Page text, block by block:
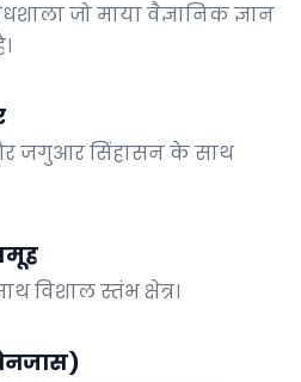
जो माया वैज्ञानिक ज्ञान
जगुआर सिंहासन के साथ
विशाल स्तंभ क्षेत्र।